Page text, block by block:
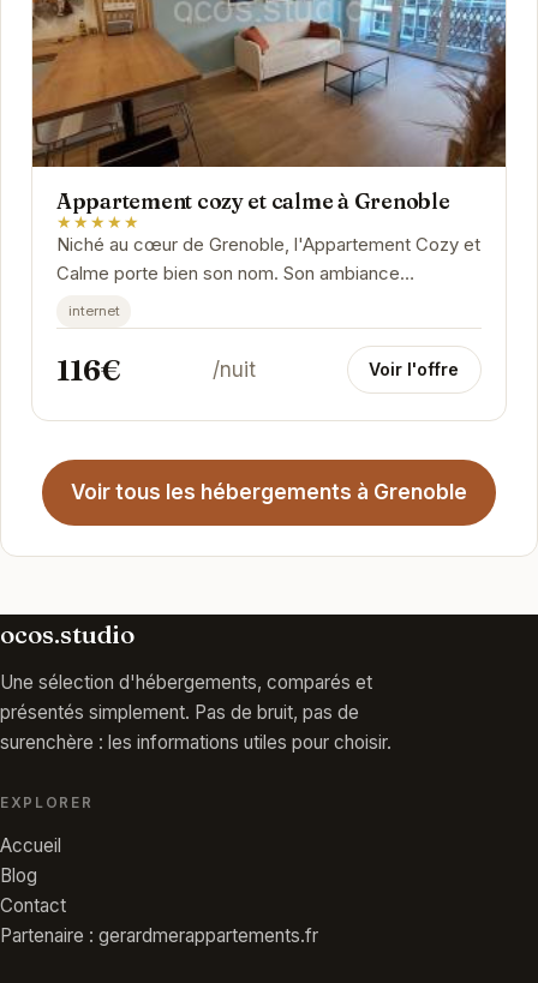
Appartement cozy et calme à Grenoble
★★★★★
Niché au cœur de Grenoble, l'Appartement Cozy et
Calme porte bien son nom. Son ambiance
chaleureuse et son décor soigné vous invitent à
la...
internet
116€ /nuit Voir l'offre
Voir tous les hébergements à Grenoble
ocos.studio
Une sélection d'hébergements, comparés et
présentés simplement. Pas de bruit, pas de
surenchère : les informations utiles pour choisir.
EXPLORER
Accueil
Blog
Contact
Partenaire : gerardmerappartements.fr